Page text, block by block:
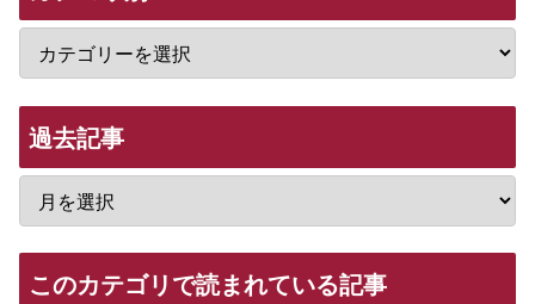
過去記事
このカテゴリで読まれている記事